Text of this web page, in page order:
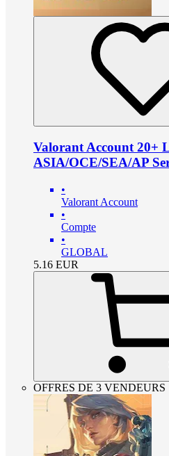
Valorant Account 20+
ASIA/OCE/SEA/AP
•
Valorant Account
•
Compte
•
GLOBAL
5.16 EUR
OFFRES DE 3 VENDEURS